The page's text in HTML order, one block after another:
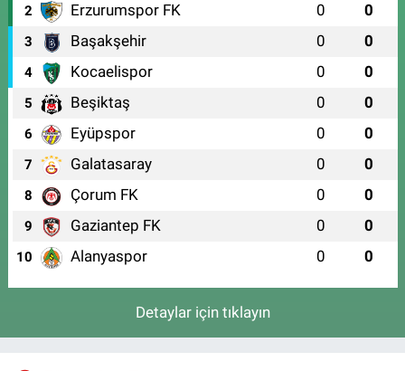
2 Erzurumspor FK 0 0
3 Başakşehir 0 0
4 Kocaelispor 0 0
5 Beşiktaş 0 0
6 Eyüpspor 0 0
7 Galatasaray 0 0
8 Çorum FK 0 0
9 Gaziantep FK 0 0
10 Alanyaspor 0 0
Detaylar için tıklayın